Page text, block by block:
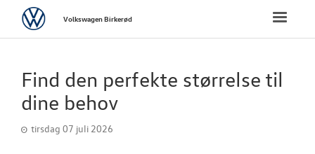
Toggle
VolkswagenVolkswagen Birkerød
Find den perfekte størrelse til
dine behov
tirsdag 07 juli 2026